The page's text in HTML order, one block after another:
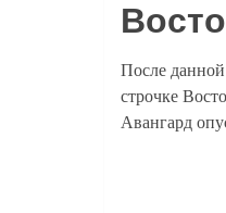
После данной
строчке
Авангард